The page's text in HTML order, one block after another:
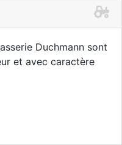
Duchmann sont
et avec caractère